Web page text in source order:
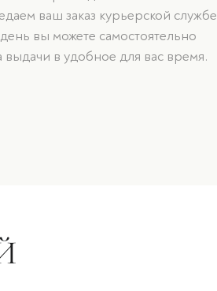
ваш заказ курьерской службе
вы можете самостоятельно
выдачи в удобное для вас время.